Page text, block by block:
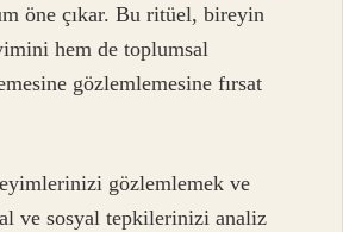
öne çıkar. Bu ritüel, bireyin
hem de toplumsal
gözlemlemesine fırsat
gözlemlemek ve
ve sosyal tepkilerinizi analiz